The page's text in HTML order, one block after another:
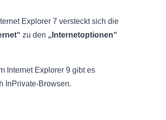
Explorer 7 versteckt sich die
zu den „Internetoptionen“
Internet Explorer 9 gibt es
InPrivate-Browsen.